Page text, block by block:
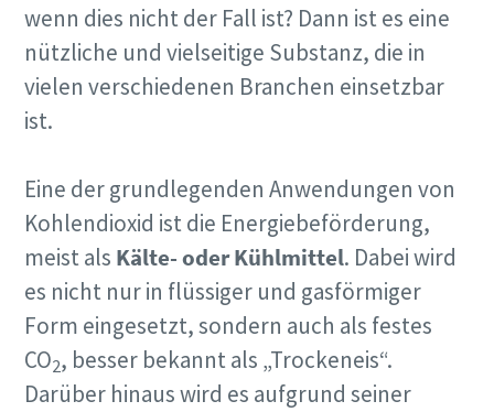
Jetzt unseren Gesamtkatalog für
Drucklufttechnik anfordern
Alle Produkte von Atlas Copco Kompressoren finden Sie in
unseren Gesamtkatalog
Jetzt kennenlernen
wenn dies nicht der Fall ist? Dann ist es eine
nützliche und vielseitige Substanz, die in
vielen verschiedenen Branchen einsetzbar
ist.
Eine der grundlegenden Anwendungen von
Kohlendioxid ist die Energiebeförderung,
meist als Kälte- oder Kühlmittel. Dabei wird
es nicht nur in flüssiger und gasförmiger
Form eingesetzt, sondern auch als festes
CO2, besser bekannt als „Trockeneis“.
Darüber hinaus wird es aufgrund seiner